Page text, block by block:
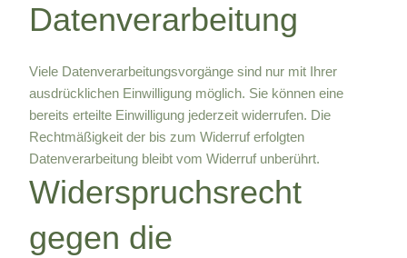
Datenverarbeitung
Viele Datenverarbeitungsvorgänge sind nur mit Ihrer
ausdrücklichen Einwilligung möglich. Sie können eine
bereits erteilte Einwilligung jederzeit widerrufen. Die
Rechtmäßigkeit der bis zum Widerruf erfolgten
Datenverarbeitung bleibt vom Widerruf unberührt.
Widerspruchsrecht
gegen die